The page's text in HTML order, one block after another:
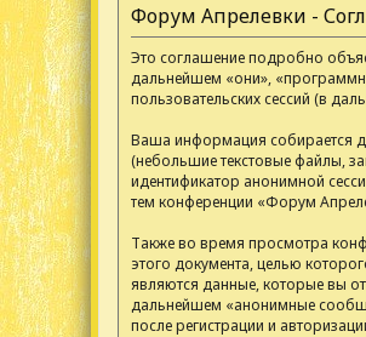
Форум Апрелевки -
Это соглашение подробно
дальнейшем «они»,
пользовательских сессий (в
Ваша информация собирается
(небольшие текстовые файлы,
идентификатор анонимной
тем конференции «Форум
Также во время просмотра
этого документа, целью
являются данные, которые вы
дальнейшем «анонимные
после регистрации и